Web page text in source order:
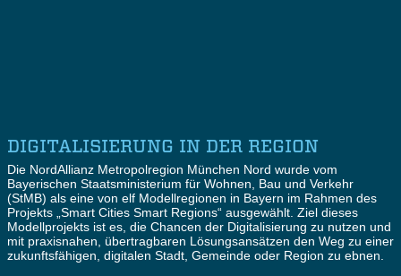
DIGITALISIERUNG IN DER REGION
Die NordAllianz Metropolregion München Nord wurde vom
Bayerischen Staatsministerium für Wohnen, Bau und Verkehr
(StMB) als eine von elf Modellregionen in Bayern im Rahmen des
Projekts „Smart Cities Smart Regions“ ausgewählt. Ziel dieses
Modellprojekts ist es, die Chancen der Digitalisierung zu nutzen und
mit praxisnahen, übertragbaren Lösungsansätzen den Weg zu einer
zukunftsfähigen, digitalen Stadt, Gemeinde oder Region zu ebnen.